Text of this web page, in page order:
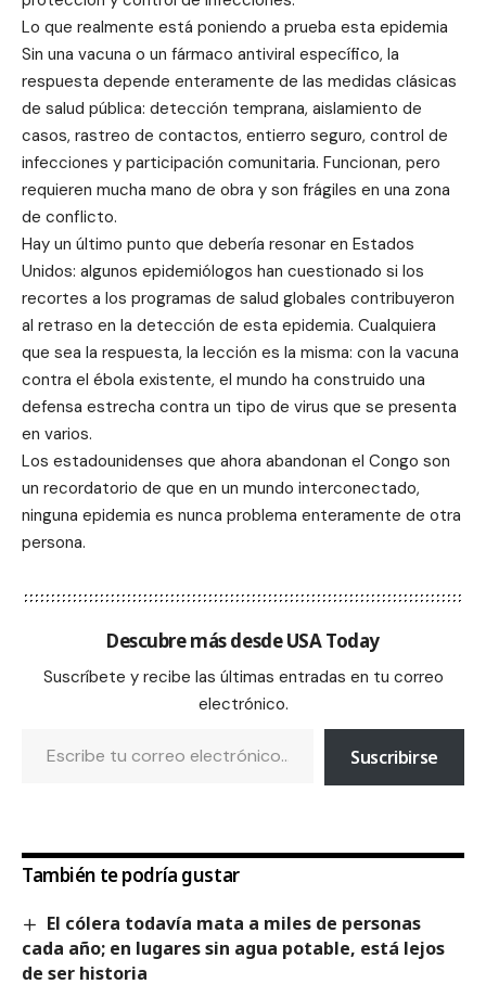
Lo que realmente está poniendo a prueba esta epidemia
Sin una vacuna o un fármaco antiviral específico, la
respuesta depende enteramente de las medidas clásicas
de salud pública: detección temprana, aislamiento de
casos, rastreo de contactos, entierro seguro, control de
infecciones y participación comunitaria. Funcionan, pero
requieren mucha mano de obra y son frágiles en una zona
de conflicto.
Hay un último punto que debería resonar en Estados
Unidos: algunos epidemiólogos han cuestionado si los
recortes a los programas de salud globales contribuyeron
al retraso en la detección de esta epidemia. Cualquiera
que sea la respuesta, la lección es la misma: con la vacuna
contra el ébola existente, el mundo ha construido una
defensa estrecha contra un tipo de virus que se presenta
en varios.
Los estadounidenses que ahora abandonan el Congo son
un recordatorio de que en un mundo interconectado,
ninguna epidemia es nunca problema enteramente de otra
persona.
Descubre más desde USA Today
Suscríbete y recibe las últimas entradas en tu correo
electrónico.
Suscribirse
También te podría gustar
El cólera todavía mata a miles de personas
cada año; en lugares sin agua potable, está lejos
de ser historia